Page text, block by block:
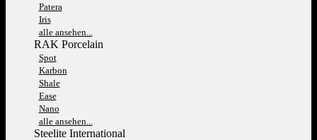
Patera
Iris
alle ansehen...
RAK Porcelain
Spot
Karbon
Shale
Ease
Nano
alle ansehen...
Steelite International